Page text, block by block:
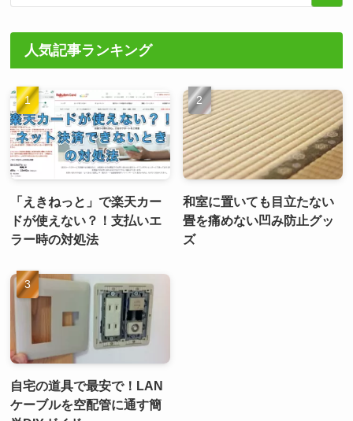
人気記事ランキング
「えきねっと」で楽天カー
ドが使えない？！支払いエ
ラー時の対処法
和室に置いても目立たない
畳を痛めない凹み防止グッ
ズ
自宅の道具で最安で！LAN
ケーブルを空配管に通す簡